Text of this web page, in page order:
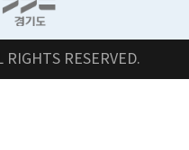
RIGHTS RESERVED.